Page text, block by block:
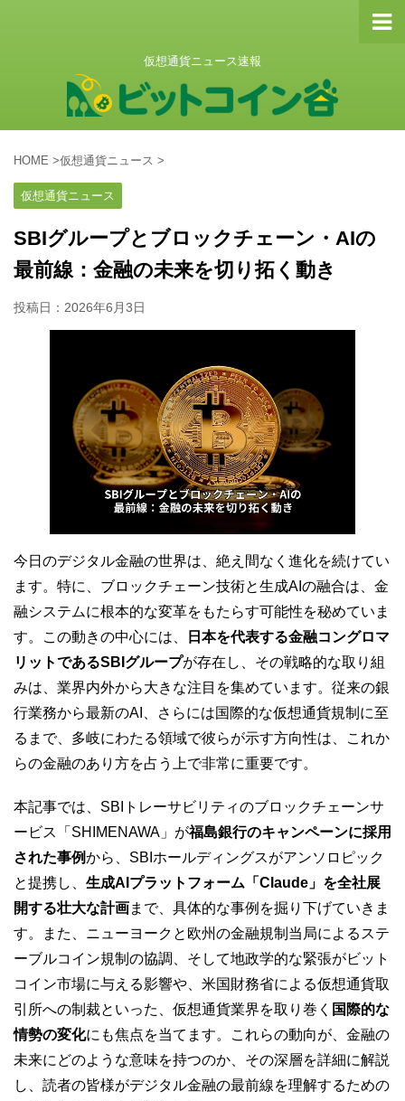
仮想通貨ニュース速報
HOME >仮想通貨ニュース >
仮想通貨ニュース
SBIグループとブロックチェーン・AIの
最前線：金融の未来を切り拓く動き
投稿日： 2026年6月3日
今日のデジタル金融の世界は、絶え間なく進化を続けてい
ます。特に、ブロックチェーン技術と生成AIの融合は、金
融システムに根本的な変革をもたらす可能性を秘めていま
す。この動きの中心には、
日本を代表する金融コングロマ
リットであるSBIグループが存在し、その戦略的な取り組
みは、業界内外から大きな注目を集めています。従来の銀
行業務から最新のAI、さらには国際的な仮想通貨規制に至
るまで、多岐にわたる領域で彼らが示す方向性は、これか
らの金融のあり方を占う上で非常に重要です。
本記事では、SBIトレーサビリティのブロックチェーンサ
ービス「SHIMENAWA」が福島銀行のキャンペーンに採用
された事例から、SBIホールディングスがアンソロピック
と提携し、 生成AIプラットフォーム「Claude」を全社展
開する壮大な計画まで、具体的な事例を掘り下げていきま
す。また、ニューヨークと欧州の金融規制当局によるステ
ーブルコイン規制の協調、そして地政学的な緊張がビット
コイン市場に与える影響や、米国財務省による仮想通貨取
引所への制裁といった、仮想通貨業界を取り巻く 国際的な
情勢の変化にも焦点を当てます。これらの動向が、金融の
未来にどのような意味を持つのか、その深層を詳細に解説
し、読者の皆様がデジタル金融の最前線を理解するための